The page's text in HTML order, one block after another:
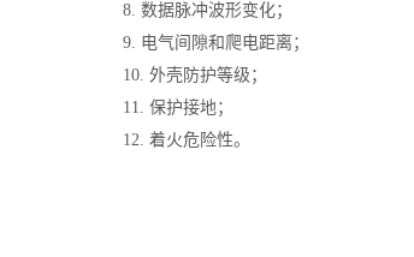
8. 数据脉冲波形变化；
9. 电气间隙和爬电距离；
10. 外壳防护等级；
11. 保护接地；
12. 着火危险性。